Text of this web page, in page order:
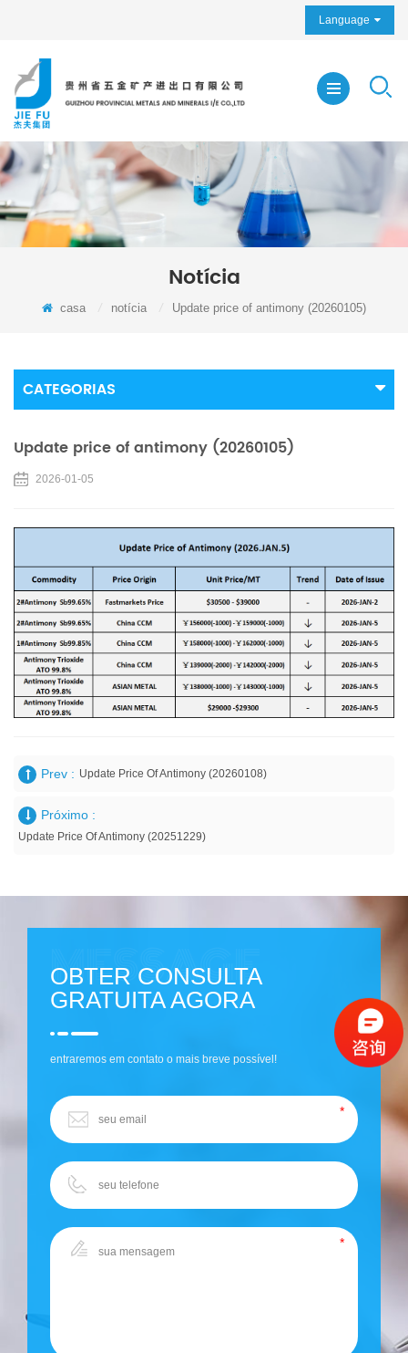
Language
Notícia
casa notícia Update price of antimony (20260105)
CATEGORIAS
Update price of antimony (20260105)
2026-01-05
Prev : Update Price Of Antimony (20260108)
Próximo :
Update Price Of Antimony (20251229)
OBTER CONSULTA
GRATUITA AGORA
entraremos em contato o mais breve possível!